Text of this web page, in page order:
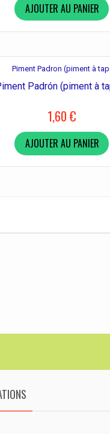
AJOUTER AU PANIER
Padrón (piment à
1,60 €
AJOUTER AU PANIER